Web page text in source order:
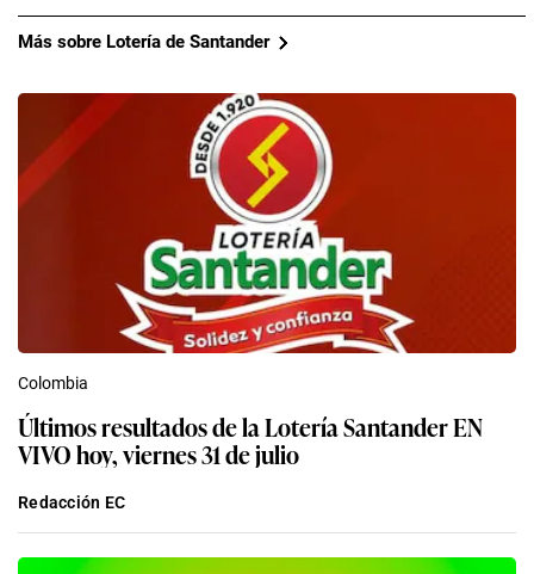
Más sobre Lotería de Santander
Colombia
Últimos resultados de la Lotería Santander EN
VIVO hoy, viernes 31 de julio
Redacción EC